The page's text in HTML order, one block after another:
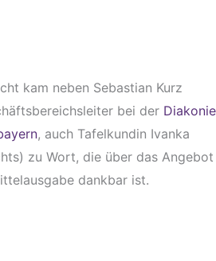
kam neben Sebastian Kurz
bei der Diakonie
, auch Tafelkundin Ivanka
zu Wort, die über das Angebot
dankbar ist.